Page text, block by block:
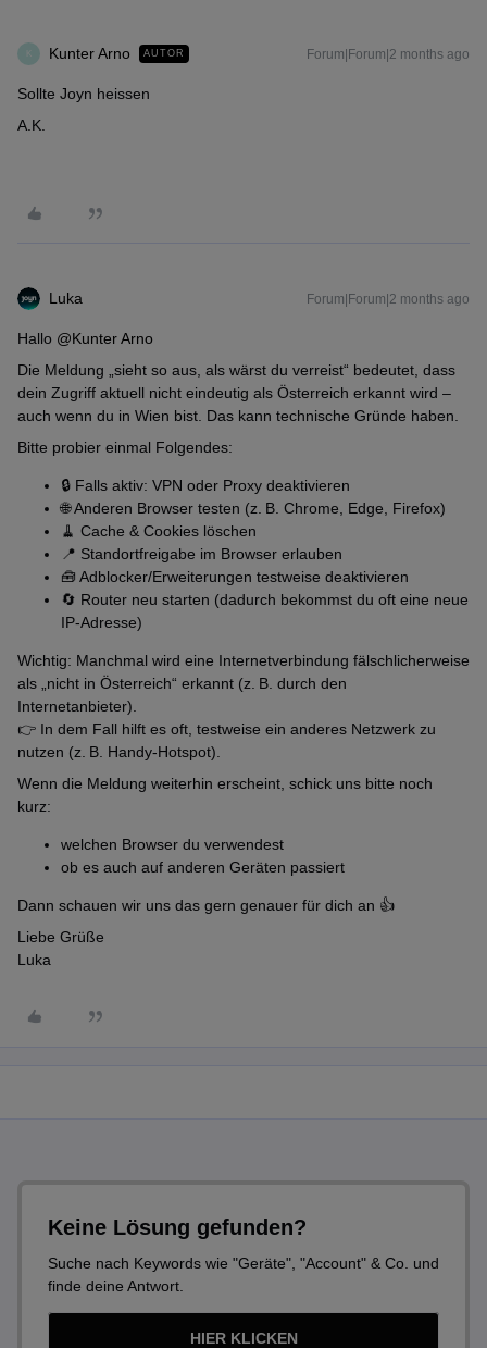
K Kunter Arno AUTOR Forum|Forum|2 months ago
Sollte Joyn heissen
A.K.
Luka Forum|Forum|2 months ago
Hallo ​ @Kunter Arno
Die Meldung „sieht so aus, als wärst du verreist“ bedeutet, dass
dein Zugriff aktuell nicht eindeutig als Österreich erkannt wird –
auch wenn du in Wien bist. Das kann technische Gründe haben.
Bitte probier einmal Folgendes:
🔒 Falls aktiv: VPN oder Proxy deaktivieren
🌐 Anderen Browser testen (z. B. Chrome, Edge, Firefox)
🧹 Cache & Cookies löschen
📍 Standortfreigabe im Browser erlauben
🧰 Adblocker/Erweiterungen testweise deaktivieren
🔄 Router neu starten (dadurch bekommst du oft eine neue
IP-Adresse)
Wichtig: Manchmal wird eine Internetverbindung fälschlicherweise
als „nicht in Österreich“ erkannt (z. B. durch den
Internetanbieter).
👉 In dem Fall hilft es oft, testweise ein anderes Netzwerk zu
nutzen (z. B. Handy-Hotspot).
Wenn die Meldung weiterhin erscheint, schick uns bitte noch
kurz:
welchen Browser du verwendest
ob es auch auf anderen Geräten passiert
Dann schauen wir uns das gern genauer für dich an 👍
Liebe Grüße
Luka
Keine Lösung gefunden?
Suche nach Keywords wie "Geräte", "Account" & Co. und
finde deine Antwort.
HIER KLICKEN